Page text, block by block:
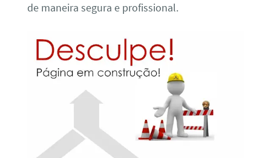
de maneira segura e profissional.